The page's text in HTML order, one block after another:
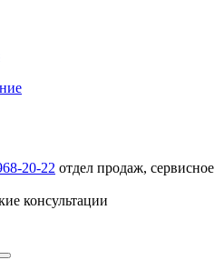
20-22 отдел продаж, сервисное
консультации